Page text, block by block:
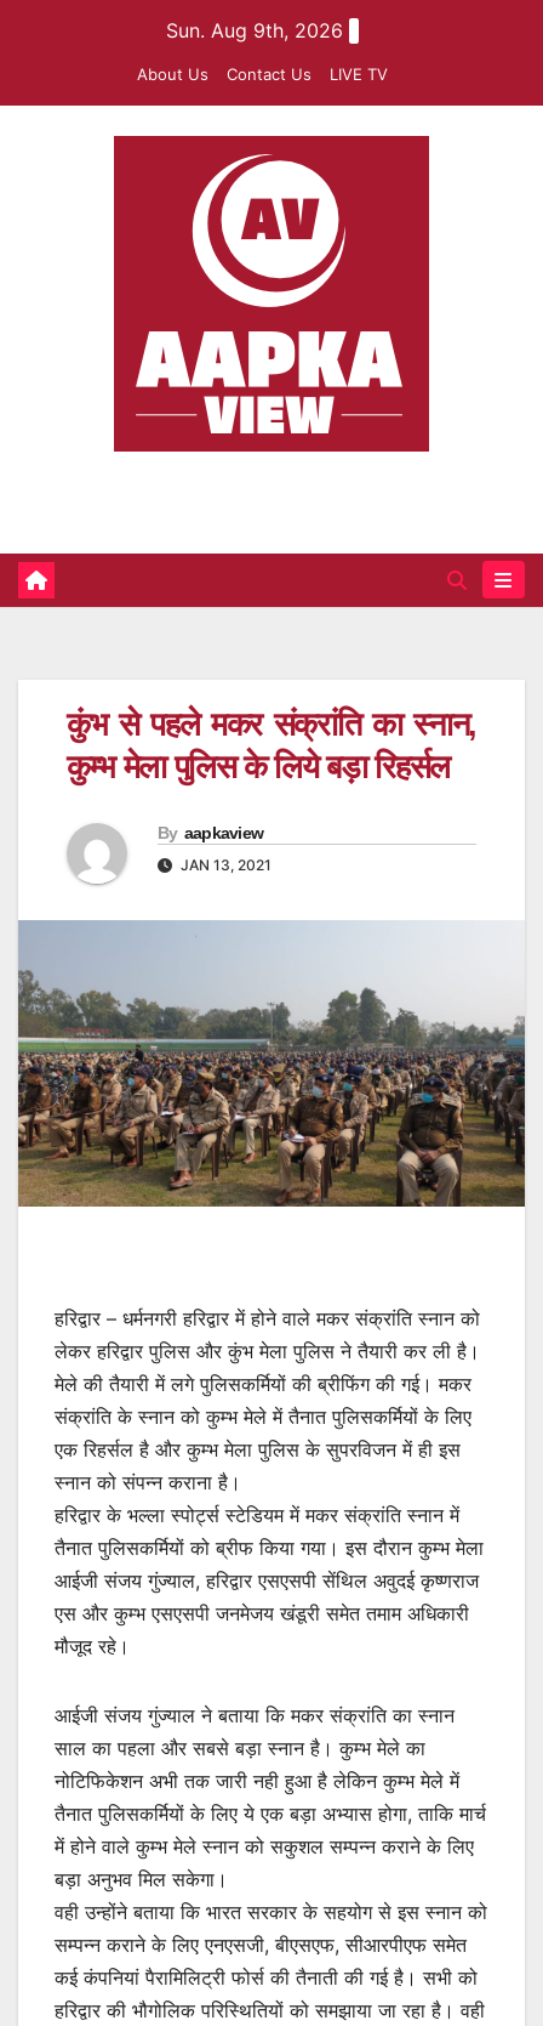
Sun. Aug 9th, 2026
About Us Contact Us LIVE TV
कुंभ से पहले मकर संक्रांति का स्नान,
कुम्भ मेला पुलिस के लिये बड़ा रिहर्सल
By aapkaview
JAN 13, 2021
हरिद्वार – धर्मनगरी हरिद्वार में होने वाले मकर संक्रांति स्नान को
लेकर हरिद्वार पुलिस और कुंभ मेला पुलिस ने तैयारी कर ली है।
मेले की तैयारी में लगे पुलिसकर्मियों की ब्रीफिंग की गई। मकर
संक्रांति के स्नान को कुम्भ मेले में तैनात पुलिसकर्मियों के लिए
एक रिहर्सल है और कुम्भ मेला पुलिस के सुपरविजन में ही इस
स्नान को संपन्न कराना है।
हरिद्वार के भल्ला स्पोर्ट्स स्टेडियम में मकर संक्रांति स्नान में
तैनात पुलिसकर्मियों को ब्रीफ किया गया। इस दौरान कुम्भ मेला
आईजी संजय गुंज्याल, हरिद्वार एसएसपी सेंथिल अवुदई कृष्णराज
एस और कुम्भ एसएसपी जनमेजय खंडूरी समेत तमाम अधिकारी
मौजूद रहे।
आईजी संजय गुंज्याल ने बताया कि मकर संक्रांति का स्नान
साल का पहला और सबसे बड़ा स्नान है। कुम्भ मेले का
नोटिफिकेशन अभी तक जारी नही हुआ है लेकिन कुम्भ मेले में
तैनात पुलिसकर्मियों के लिए ये एक बड़ा अभ्यास होगा, ताकि मार्च
में होने वाले कुम्भ मेले स्नान को सकुशल सम्पन्न कराने के लिए
बड़ा अनुभव मिल सकेगा।
वही उन्होंने बताया कि भारत सरकार के सहयोग से इस स्नान को
सम्पन्न कराने के लिए एनएसजी, बीएसएफ, सीआरपीएफ समेत
कई कंपनियां पैरामिलिट्री फोर्स की तैनाती की गई है। सभी को
हरिद्वार की भौगोलिक परिस्थितियों को समझाया जा रहा है। वही